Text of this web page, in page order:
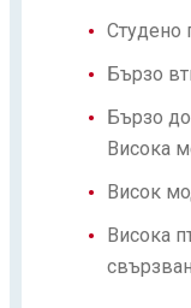
Студено
Бързо
Бързо
Висока
Висок
Висока